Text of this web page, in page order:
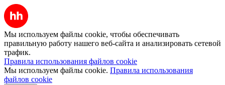
Мы используем файлы cookie, чтобы обеспечивать
правильную работу нашего веб-сайта и анализировать сетевой
трафик.
Правила использования файлов cookie
Мы используем файлы cookie. Правила использования
файлов cookie